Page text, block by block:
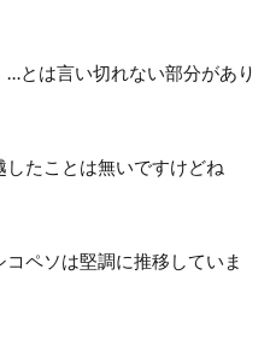
…とは言い切れない部分があり
たことは無いですけどね
ペソは堅調に推移していま